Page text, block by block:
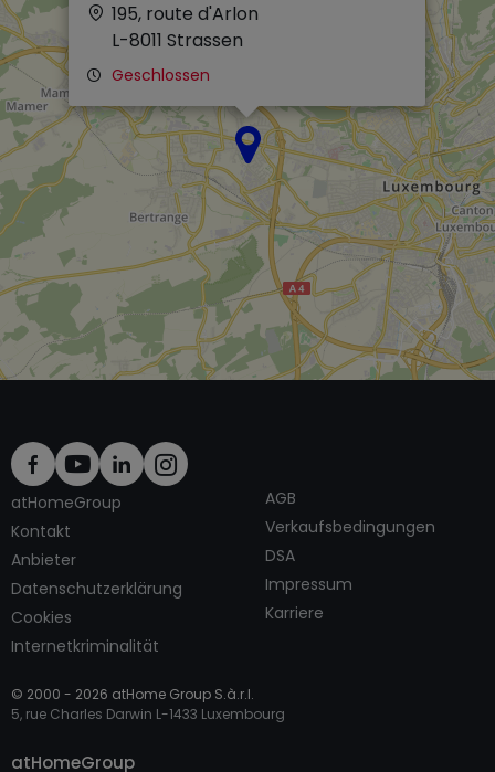
195, route d'Arlon
L-8011 Strassen
Geschlossen
atHomeGroup
Kontakt
Anbieter
Datenschutzerklärung
Cookies
Internetkriminalität
AGB
Verkaufsbedingungen
DSA
Impressum
Karriere
© 2000 - 2026 atHome Group S.à.r.l.
5, rue Charles Darwin L-1433 Luxembourg
atHomeGroup